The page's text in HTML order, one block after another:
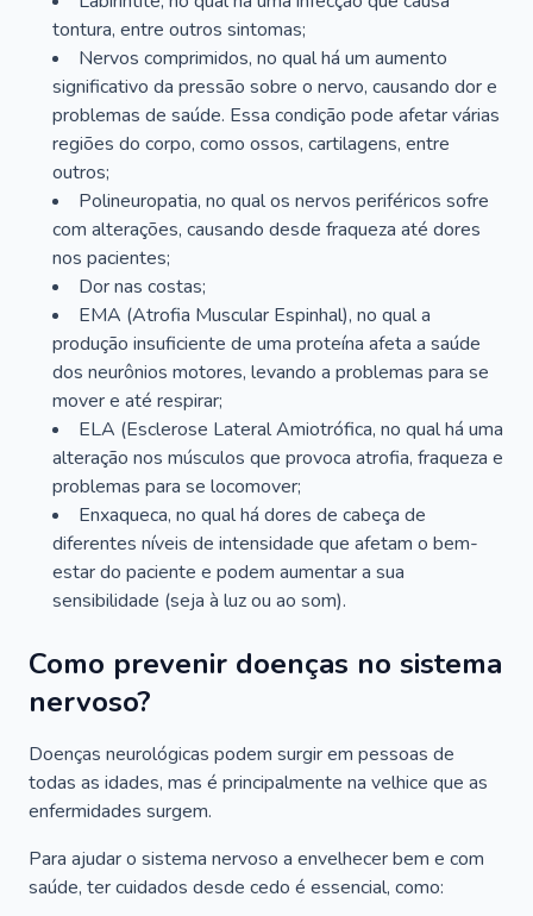
tontura, entre outros sintomas;
Nervos comprimidos, no qual há um aumento
significativo da pressão sobre o nervo, causando dor e
problemas de saúde. Essa condição pode afetar várias
regiões do corpo, como ossos, cartilagens, entre
outros;
Polineuropatia, no qual os nervos periféricos sofre
com alterações, causando desde fraqueza até dores
nos pacientes;
Dor nas costas;
EMA (Atrofia Muscular Espinhal), no qual a
produção insuficiente de uma proteína afeta a saúde
dos neurônios motores, levando a problemas para se
mover e até respirar;
ELA (Esclerose Lateral Amiotrófica, no qual há uma
alteração nos músculos que provoca atrofia, fraqueza e
problemas para se locomover;
Enxaqueca, no qual há dores de cabeça de
diferentes níveis de intensidade que afetam o bem-
estar do paciente e podem aumentar a sua
sensibilidade (seja à luz ou ao som).
Como prevenir doenças no sistema
nervoso?
Doenças neurológicas podem surgir em pessoas de
todas as idades, mas é principalmente na velhice que as
enfermidades surgem.
Para ajudar o sistema nervoso a envelhecer bem e com
saúde, ter cuidados desde cedo é essencial, como: